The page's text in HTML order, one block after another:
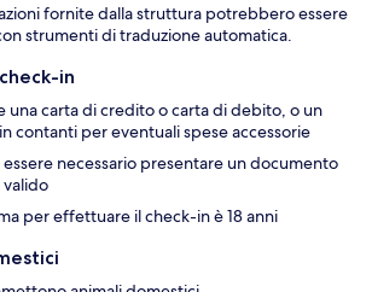
fornite dalla struttura potrebbero essere
strumenti di traduzione automatica.
in
una carta di credito o carta di debito, o un
contanti per eventuali spese accessorie
necessario presentare un documento
valido
per effettuare il check-in è 18 anni